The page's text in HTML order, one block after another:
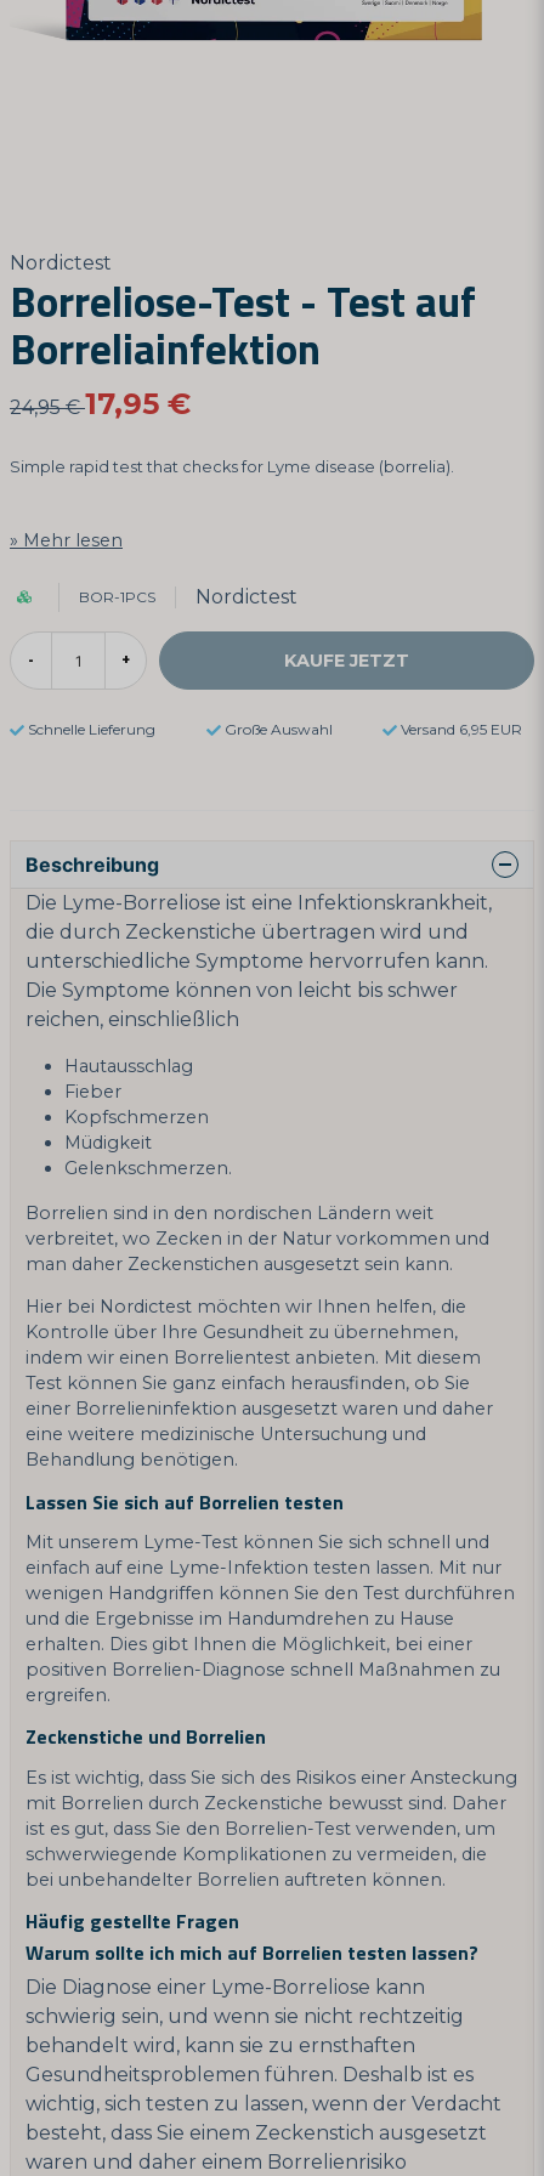
Nordictest
Borreliose-Test - Test auf
Borreliainfektion
24,95 €17,95 €
Simple rapid test that checks for Lyme disease (borrelia).
Mehr lesen
BOR-1PCS Nordictest
- + KAUFE JETZT
Schnelle Lieferung Große Auswahl Versand 6,95 EUR
Beschreibung
Die Lyme-Borreliose ist eine Infektionskrankheit,
die durch Zeckenstiche übertragen wird und
unterschiedliche Symptome hervorrufen kann.
Die Symptome können von leicht bis schwer
reichen, einschließlich
Hautausschlag
Fieber
Kopfschmerzen
Müdigkeit
Gelenkschmerzen.
Borrelien sind in den nordischen Ländern weit
verbreitet, wo Zecken in der Natur vorkommen und
man daher Zeckenstichen ausgesetzt sein kann.
Hier bei Nordictest möchten wir Ihnen helfen, die
Kontrolle über Ihre Gesundheit zu übernehmen,
indem wir einen Borrelientest anbieten. Mit diesem
Test können Sie ganz einfach herausfinden, ob Sie
einer Borrelieninfektion ausgesetzt waren und daher
eine weitere medizinische Untersuchung und
Behandlung benötigen.
Lassen Sie sich auf Borrelien testen
Mit unserem Lyme-Test können Sie sich schnell und
einfach auf eine Lyme-Infektion testen lassen. Mit nur
wenigen Handgriffen können Sie den Test durchführen
und die Ergebnisse im Handumdrehen zu Hause
erhalten. Dies gibt Ihnen die Möglichkeit, bei einer
positiven Borrelien-Diagnose schnell Maßnahmen zu
ergreifen.
Zeckenstiche und Borrelien
Es ist wichtig, dass Sie sich des Risikos einer Ansteckung
mit Borrelien durch Zeckenstiche bewusst sind. Daher
ist es gut, dass Sie den Borrelien-Test verwenden, um
schwerwiegende Komplikationen zu vermeiden, die
bei unbehandelter Borrelien auftreten können.
Häufig gestellte Fragen
Warum sollte ich mich auf Borrelien testen lassen?
Die Diagnose einer Lyme-Borreliose kann
schwierig sein, und wenn sie nicht rechtzeitig
behandelt wird, kann sie zu ernsthaften
Gesundheitsproblemen führen. Deshalb ist es
wichtig, sich testen zu lassen, wenn der Verdacht
besteht, dass Sie einem Zeckenstich ausgesetzt
waren und daher einem Borrelienrisiko